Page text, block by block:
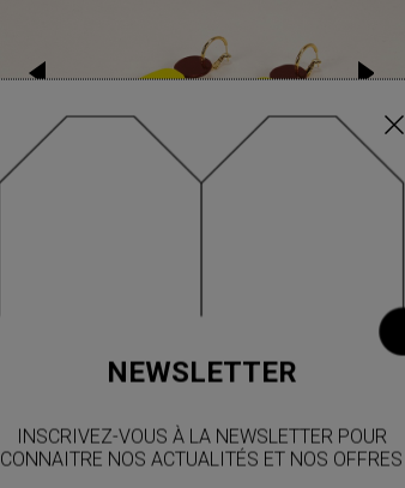
NEWSLETTER
INSCRIVEZ-VOUS À LA NEWSLETTER POUR
CONNAITRE NOS ACTUALITÉS ET NOS OFFRES